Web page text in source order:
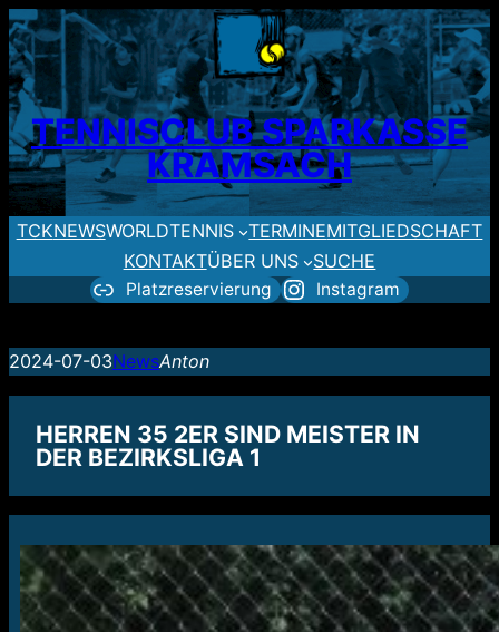
Zum
Inhalt
springen
TENNISCLUB SPARKASSE
KRAMSACH
TCKNEWSWORLDTENNIS TERMINEMITGLIEDSCHAFT
KONTAKTÜBER UNS SUCHE
Platzreservierung Instagram
2024-07-03NewsAnton
HERREN 35 2ER SIND MEISTER IN
DER BEZIRKSLIGA 1